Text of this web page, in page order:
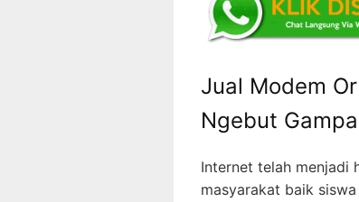
Jual Modem
Ngebut
Internet telah menjadi
masyarakat baik